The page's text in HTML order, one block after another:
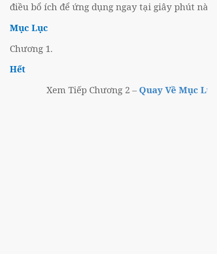
điều bổ ích để ứng dụng ngay tại giây phút này.
Mục Lục
Chương 1.
Hết
Xem Tiếp Chương 2 – Quay Về Mục Lục